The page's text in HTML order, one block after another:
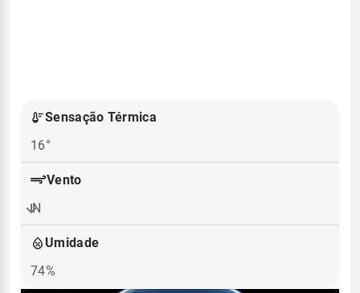
Sensação Térmica
16°
Vento
N
Umidade
74%